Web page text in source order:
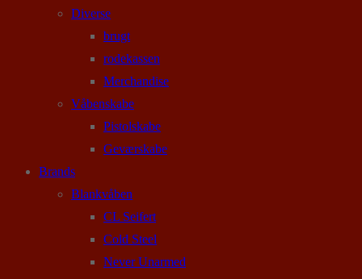
Diverse
brugt
rodekassen
Merchandise
Våbenskabe
Pistolskabe
Geværskabe
Brands
Blankvåben
CL Seifert
Cold Steel
Never Unarmed